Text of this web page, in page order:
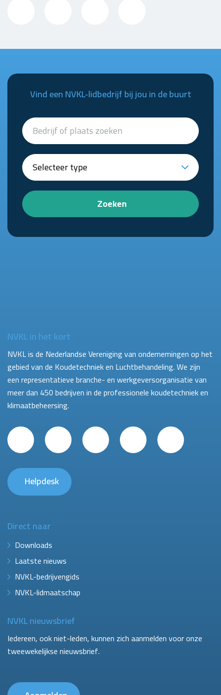
Vind een NVKL-lidbedrijf bij jou in de buurt
Zoeken
NVKL in het kort
NVKL is de Nederlandse Vereniging van ondernemingen op het
gebied van de Koudetechniek en Luchtbehandeling. We zijn
een representatieve branche- en werkgeversorganisatie van
meer dan 450 bedrijven in de professionele koudetechniek en
klimaatbeheersing.
Helpdesk
Direct naar
Downloads
Laatste nieuws
NVKL-bedrijvengids
NVKL-lidmaatschap
NVKL nieuwsbrief
Iedereen, ook niet-leden, kunnen zich aanmelden voor onze
tweewekelijkse nieuwsbrief.